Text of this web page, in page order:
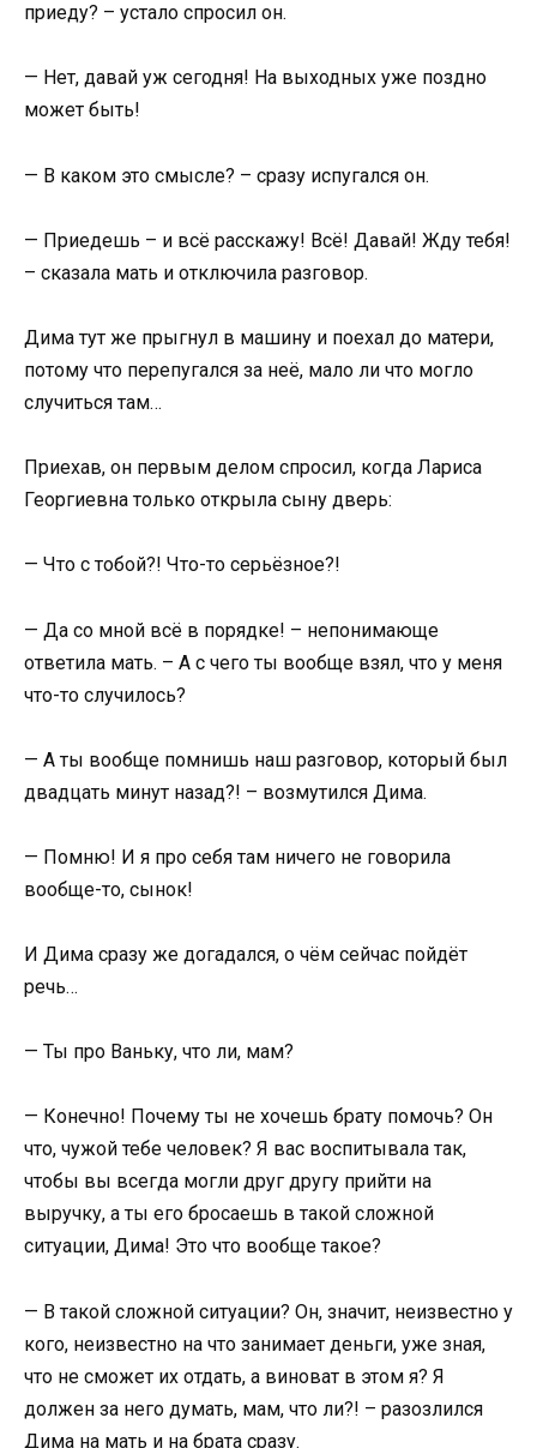
приеду? – устало спросил он.
— Нет, давай уж сегодня! На выходных уже поздно
может быть!
— В каком это смысле? – сразу испугался он.
— Приедешь – и всё расскажу! Всё! Давай! Жду тебя!
– сказала мать и отключила разговор.
Дима тут же прыгнул в машину и поехал до матери,
потому что перепугался за неё, мало ли что могло
случиться там…
Приехав, он первым делом спросил, когда Лариса
Георгиевна только открыла сыну дверь:
— Что с тобой?! Что-то серьёзное?!
— Да со мной всё в порядке! – непонимающе
ответила мать. – А с чего ты вообще взял, что у меня
что-то случилось?
— А ты вообще помнишь наш разговор, который был
двадцать минут назад?! – возмутился Дима.
— Помню! И я про себя там ничего не говорила
вообще-то, сынок!
И Дима сразу же догадался, о чём сейчас пойдёт
речь…
— Ты про Ваньку, что ли, мам?
— Конечно! Почему ты не хочешь брату помочь? Он
что, чужой тебе человек? Я вас воспитывала так,
чтобы вы всегда могли друг другу прийти на
выручку, а ты его бросаешь в такой сложной
ситуации, Дима! Это что вообще такое?
— В такой сложной ситуации? Он, значит, неизвестно у
кого, неизвестно на что занимает деньги, уже зная,
что не сможет их отдать, а виноват в этом я? Я
должен за него думать, мам, что ли?! – разозлился
Дима на мать и на брата сразу.